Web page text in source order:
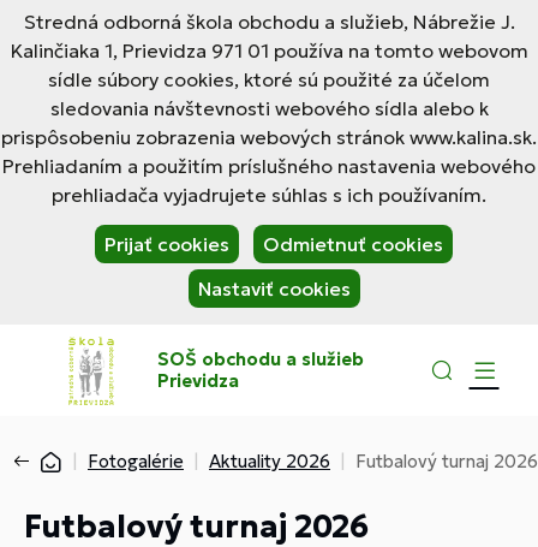
Stredná odborná škola obchodu a služieb, Nábrežie J.
Kalinčiaka 1, Prievidza 971 01 používa na tomto webovom
sídle súbory cookies, ktoré sú použité za účelom
sledovania návštevnosti webového sídla alebo k
prispôsobeniu zobrazenia webových stránok www.kalina.sk.
Prehliadaním a použitím príslušného nastavenia webového
prehliadača vyjadrujete súhlas s ich používaním.
Prijať cookies
Odmietnuť cookies
Nastaviť cookies
SOŠ obchodu a služieb
Prievidza
Fotogalérie Aktuality 2026 Futbalový turnaj 2026
Futbalový turnaj 2026